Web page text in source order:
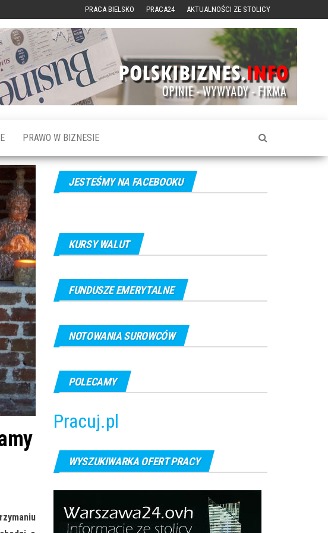
PRACA BIELSKO PRACA24 AKTUALNOŚCI ZE STOLICY
PRAWO W BIZNESIE
JESTEŚMY NA FACEBOOKU
KURSY WALUT
FUNDUSZE EMERYTALNE
NOTOWANIA SUROWCÓW
POLECAMY
Pracuj.pl
WYSZUKIWARKA OFERT PRACY